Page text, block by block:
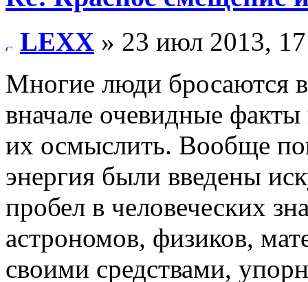
LEXX » 23 июл 2013,
Многие люди бросаются
вначале очевидные
их осмыслить. Вообще
энергия были введены
пробел в человеческих
астрономов, физиков,
своими средствами,